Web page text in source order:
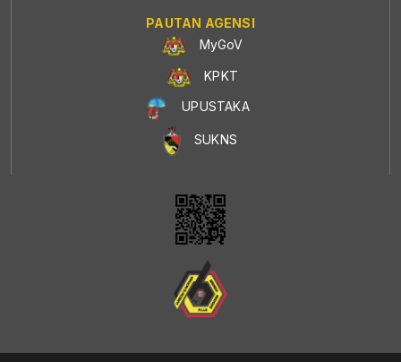
PAUTAN AGENSI
MyGoV
KPKT
UPUSTAKA
SUKNS